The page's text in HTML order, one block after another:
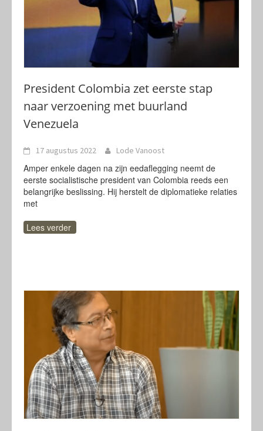
President Colombia zet eerste stap
naar verzoening met buurland
Venezuela
17 augustus 2022 Lode Vanoost
Amper enkele dagen na zijn eedaflegging neemt de
eerste socialistische president van Colombia reeds een
belangrijke beslissing. Hij herstelt de diplomatieke relaties
met
Lees verder